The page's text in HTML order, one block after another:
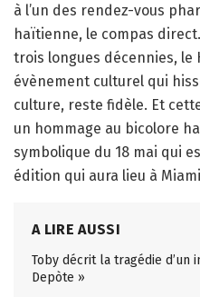
à l’un des rendez-vous
haïtienne, le compas
trois longues décennies, le
évènement culturel qui
culture, reste fidèle. Et
un hommage au bicolore
symbolique du 18 mai qui
édition qui aura lieu à
A LIRE AUSSI
Toby décrit la tragédie d’un
Depòte »